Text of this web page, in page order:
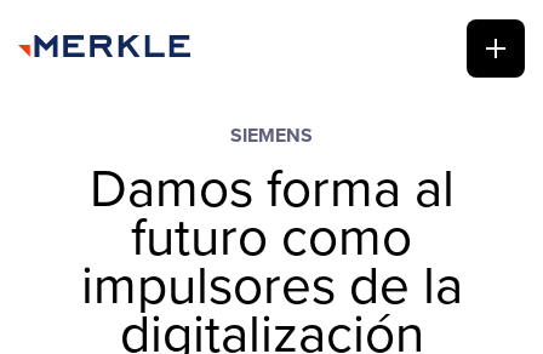
SIEMENS
Damos forma al
futuro como
impulsores de la
digitalización